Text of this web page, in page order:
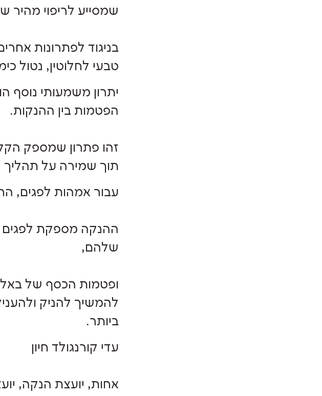
שמסייע לריפוי מהיר
בניגוד לפתרונות
טבעי לחלוטין, נטול
יתרון משמעותי נוסף
הפטמות בין ההנקות.
זהו פתרון שמספק
תוך שמירה על תהליך
עבור אמהות לפגים,
ההנקה מספקת לפגים
שלהם,
ופטמות הכסף של
להמשיך להניק
ביותר.
עדי קורנגולד חיון
אחות, יועצת הנקה,